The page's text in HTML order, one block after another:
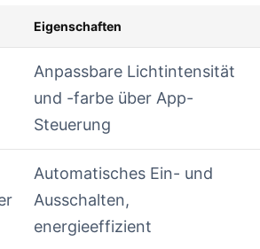
Eigenschaften
Anpassbare Lichtintensität
und -farbe über App-
Steuerung
Automatisches Ein- und
Ausschalten,
energieeffizient